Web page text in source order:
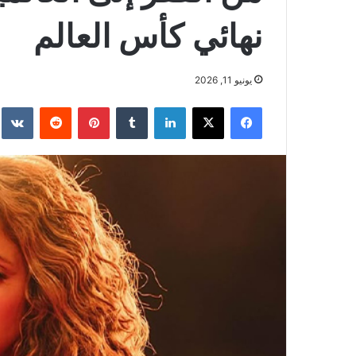
نهائي كأس العالم
يونيو 11, 2026
فيسبوك ‫X لينكدإن بينتيريست